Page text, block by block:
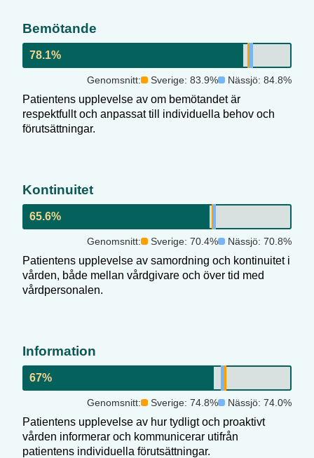
Bemötande
78.1%
Genomsnitt: Sverige: 83.9% Nässjö: 84.8%
Patientens upplevelse av om bemötandet är
respektfullt och anpassat till individuella behov och
förutsättningar.
Kontinuitet
65.6%
Genomsnitt: Sverige: 70.4% Nässjö: 70.8%
Patientens upplevelse av samordning och kontinuitet i
vården, både mellan vårdgivare och över tid med
vårdpersonalen.
Information
67%
Genomsnitt: Sverige: 74.8% Nässjö: 74.0%
Patientens upplevelse av hur tydligt och proaktivt
vården informerar och kommunicerar utifrån
patientens individuella förutsättningar.